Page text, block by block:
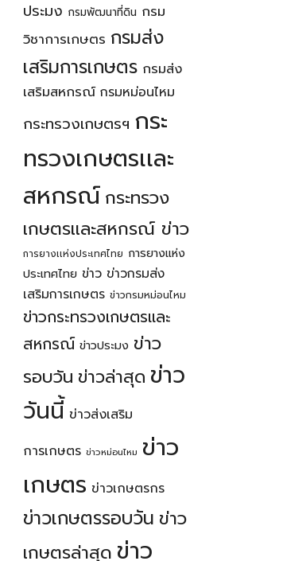
ประมง กรมพัฒนาที่ดิน กรม
วิชาการเกษตร กรมส่ง
เสริมการเกษตร กรมส่ง
เสริมสหกรณ์ กรมหม่อนไหม
กระทรวงเกษตรฯ กระ
ทรวงเกษตรเเละ
สหกรณ์ กระทรวง
เกษตรเเละสหกรณ์ ข่าว
การยางเเห่งประเทศไทย การยางแห่ง
ประเทศไทย ข่าว ข่าวกรมส่ง
เสริมการเกษตร ข่าวกรมหม่อนไหม
ข่าวกระทรวงเกษตรเเละ
สหกรณ์ ข่าวประมง ข่าว
รอบวัน ข่าวล่าสุด ข่าว
วันนี้ ข่าวส่งเสริม
การเกษตร ข่าวหม่อนไหม ข่าว
เกษตร ข่าวเกษตรกร
ข่าวเกษตรรอบวัน ข่าว
เกษตรล่าสุด ข่าว